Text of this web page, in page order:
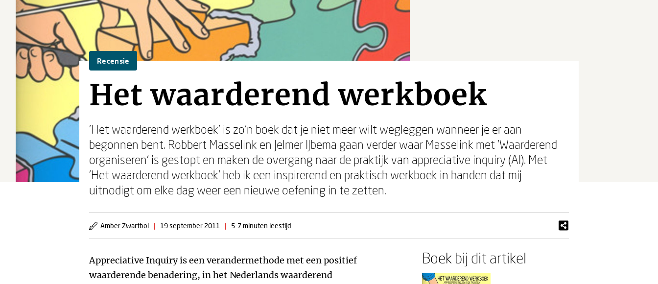
Recensie
Het waarderend werkboek
'Het waarderend werkboek' is zo'n boek dat je niet meer wilt wegleggen wanneer je er aan
begonnen bent. Robbert Masselink en Jelmer IJbema gaan verder waar Masselink met 'Waarderend
organiseren' is gestopt en maken de overgang naar de praktijk van appreciative inquiry (AI). Met
'Het waarderend werkboek' heb ik een inspirerend en praktisch werkboek in handen dat mij
uitnodigt om elke dag weer een nieuwe oefening in te zetten.
Amber Zwartbol | 19 september 2011 | 5-7 minuten leestijd
Appreciative Inquiry is een verandermethode met een positief
waarderende benadering, in het Nederlands waarderend
Boek bij dit artikel